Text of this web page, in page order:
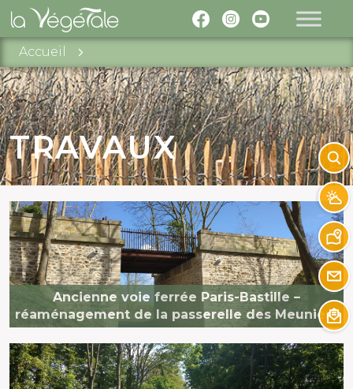
Accueil
TRAVAUX
Ancienne voie ferrée Paris-Bastille –
réaménagement de la passerelle des Meuniers
×